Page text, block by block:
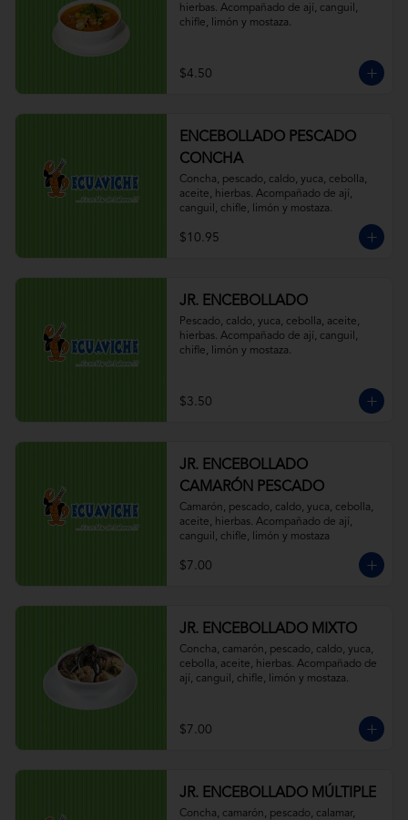
hierbas. Acompañado de ají, canguil,
chifle, limón y mostaza.
$4.50
ENCEBOLLADO PESCADO
CONCHA
Concha, pescado, caldo, yuca, cebolla,
aceite, hierbas. Acompañado de ají,
canguil, chifle, limón y mostaza.
$10.95
JR. ENCEBOLLADO
Pescado, caldo, yuca, cebolla, aceite,
hierbas. Acompañado de ají, canguil,
chifle, limón y mostaza.
$3.50
JR. ENCEBOLLADO
CAMARÓN PESCADO
Camarón, pescado, caldo, yuca, cebolla,
aceite, hierbas. Acompañado de ají,
canguil, chifle, limón y mostaza
$7.00
JR. ENCEBOLLADO MIXTO
Concha, camarón, pescado, caldo, yuca,
cebolla, aceite, hierbas. Acompañado de
ají, canguil, chifle, limón y mostaza.
$7.00
JR. ENCEBOLLADO MÚLTIPLE
Concha, camarón, pescado, calamar,